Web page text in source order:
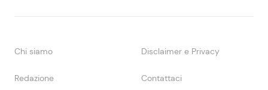
Chi siamo Disclaimer e Privacy
Redazione Contattaci